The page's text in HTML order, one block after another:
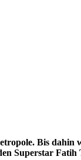
Bis dahin
Superstar Fatih